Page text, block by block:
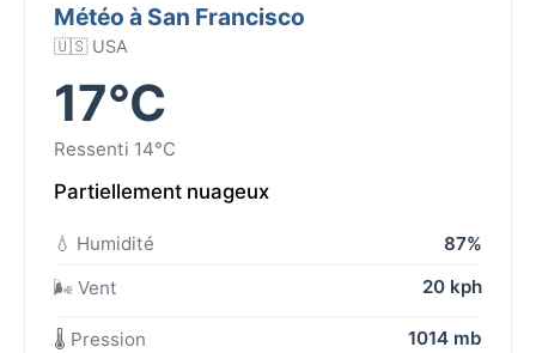
Météo à San Francisco
🇺🇸 USA
17°C
Ressenti 14°C
Partiellement nuageux
💧 Humidité
87%
🌬️ Vent
20 kph
🌡️ Pression 1014 mb